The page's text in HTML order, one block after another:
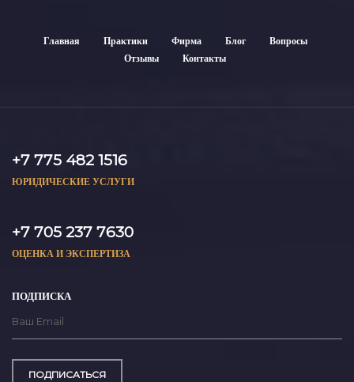
Главная Практики Фирма Блог
Вопросы
Отзывы
Контакты
+7 775 482 1516
ЮРИДИЧЕСКИЕ УСЛУГИ
+7 705 237 7630
ОЦЕНКА И ЭКСПЕРТИЗА
ПОДПИСКА
ПОДПИСАТЬСЯ